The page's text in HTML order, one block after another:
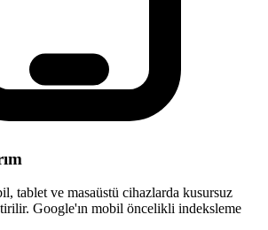
tablet ve masaüstü cihazlarda kusursuz
Google'ın mobil öncelikli indeksleme